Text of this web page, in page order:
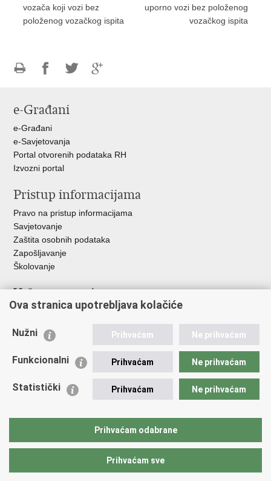
vozača koji vozi bez
položenog vozačkog ispita
uporno vozi bez položenog
vozačkog ispita
FacebookuTwitteru
e-Građani
e-Građani
e-Savjetovanja
Portal otvorenih podataka RH
Izvozni portal
Pristup informacijama
Pravo na pristup informacijama
Savjetovanje
Zaštita osobnih podataka
Zapošljavanje
Školovanje
Važne poveznice
Ministarstvo unutarnjih poslova
Udruge
Policijska akademija
Zaklada policijske solidarnosti
Vučetić"
Ova stranica upotrebljava kolačiće
Nužni Prihvaćam Ne prihvaćam
Funkcionalni Prihvaćam Ne prihvaćam
Statistički Prihvaćam Ne prihvaćam
Prihvaćam odabrane
Prihvaćam sve